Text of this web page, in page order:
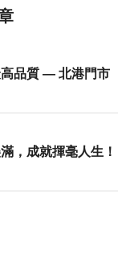
品質 — 北港門市
，成就揮毫人生！